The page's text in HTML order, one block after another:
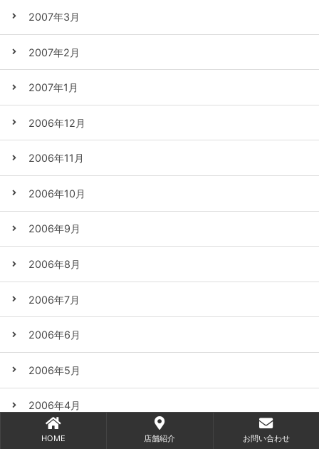
2007年3月
2007年2月
2007年1月
2006年12月
2006年11月
2006年10月
2006年9月
2006年8月
2006年7月
2006年6月
2006年5月
2006年4月
2006年3月
HOME 店舗紹介 お問い合わせ